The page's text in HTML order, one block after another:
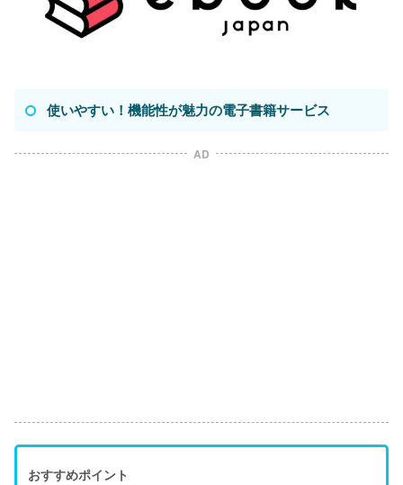
使いやすい！機能性が魅力の電子書籍サービス
AD
おすすめポイント